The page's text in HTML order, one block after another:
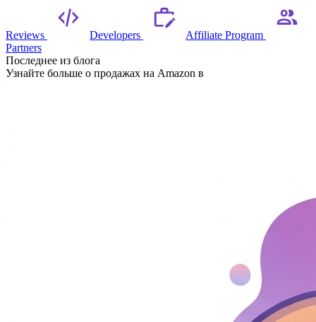
Reviews Developers
Affiliate Program
Partners
Последнее из блога
Узнайте больше о продажах на Amazon в